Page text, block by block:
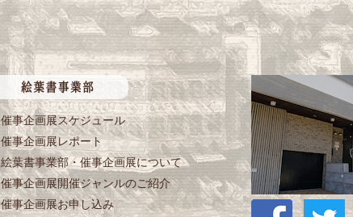
催事企画展スケジュール
催事企画展レポート
絵葉書事業部・催事企画展について
催事企画展開催ジャンルのご紹介
催事企画展お申し込み